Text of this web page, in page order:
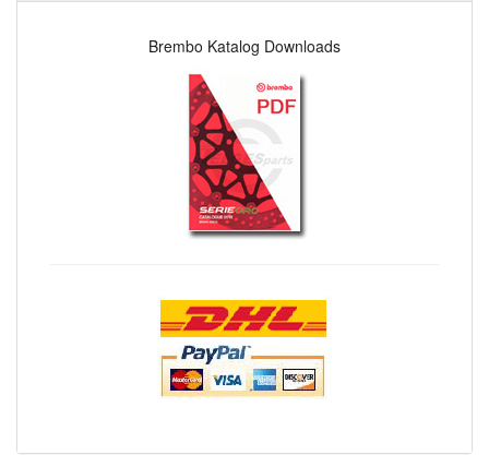
Brembo Katalog Downloads